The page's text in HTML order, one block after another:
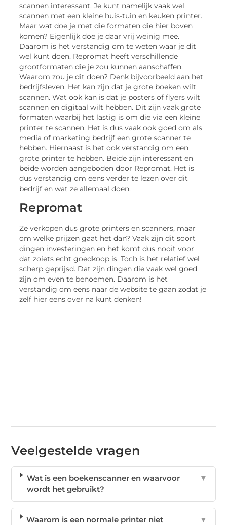
scannen interessant. Je kunt namelijk vaak wel
scannen met een kleine huis-tuin en keuken printer.
Maar wat doe je met die formaten die hier boven
komen? Eigenlijk doe je daar vrij weinig mee.
Daarom is het verstandig om te weten waar je dit
wel kunt doen. Repromat heeft verschillende
grootformaten die je zou kunnen aanschaffen.
Waarom zou je dit doen? Denk bijvoorbeeld aan het
bedrijfsleven. Het kan zijn dat je grote boeken wilt
scannen. Wat ook kan is dat je posters of flyers wilt
scannen en digitaal wilt hebben. Dit zijn vaak grote
formaten waarbij het lastig is om die via een kleine
printer te scannen. Het is dus vaak ook goed om als
media of marketing bedrijf een grote scanner te
hebben. Hiernaast is het ook verstandig om een
grote printer te hebben. Beide zijn interessant en
beide worden aangeboden door Repromat. Het is
dus verstandig om eens verder te lezen over dit
bedrijf en wat ze allemaal doen.
Repromat
Ze verkopen dus grote printers en scanners, maar
om welke prijzen gaat het dan? Vaak zijn dit soort
dingen investeringen en het komt dus nooit voor
dat zoiets echt goedkoop is. Toch is het relatief wel
scherp geprijsd. Dat zijn dingen die vaak wel goed
zijn om even te benoemen. Daarom is het
verstandig om eens naar de website te gaan zodat je
zelf hier eens over na kunt denken!
Veelgestelde vragen
Wat is een boekenscanner en waarvoor
wordt het gebruikt?
▼
Waarom is een normale printer niet
▼